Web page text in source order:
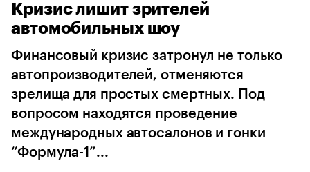
Geely Volga Esteo
Кризис лишит зрителей
автомобильных шоу
Финансовый кризис затронул не только
автопроизводителей, отменяются
зрелища для простых смертных. Под
вопросом находятся проведение
международных автосалонов и гонки
“Формула-1”...